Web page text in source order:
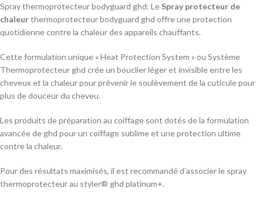
Spray thermoprotecteur bodyguard ghd: Le Spray protecteur de
chaleurthermoprotecteur bodyguard ghd offre une protection
quotidienne contre la chaleur des appareils chauffants.
Cette formulation unique « Heat Protection System » ou Système
Thermoprotecteur ghd crée un bouclier léger et invisible entre les
cheveux et la chaleur pour prévenir le soulèvement de la cuticule pour
plus de douceur du cheveu.
Les produits de préparation au coiffage sont dotés de la formulation
avancée de ghd pour un coiffage sublime et une protection ultime
contre la chaleur.
Pour des résultats maximisés, il est recommandé d’associer le spray
thermoprotecteur au styler® ghd platinum+.